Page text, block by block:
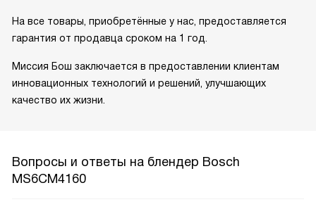
На все товары, приобретённые у нас, предоставляется
гарантия от продавца сроком на 1 год.
Миссия Бош заключается в предоставлении клиентам
инновационных технологий и решений, улучшающих
качество их жизни.
Вопросы и ответы на блендер Bosch
MS6CM4160